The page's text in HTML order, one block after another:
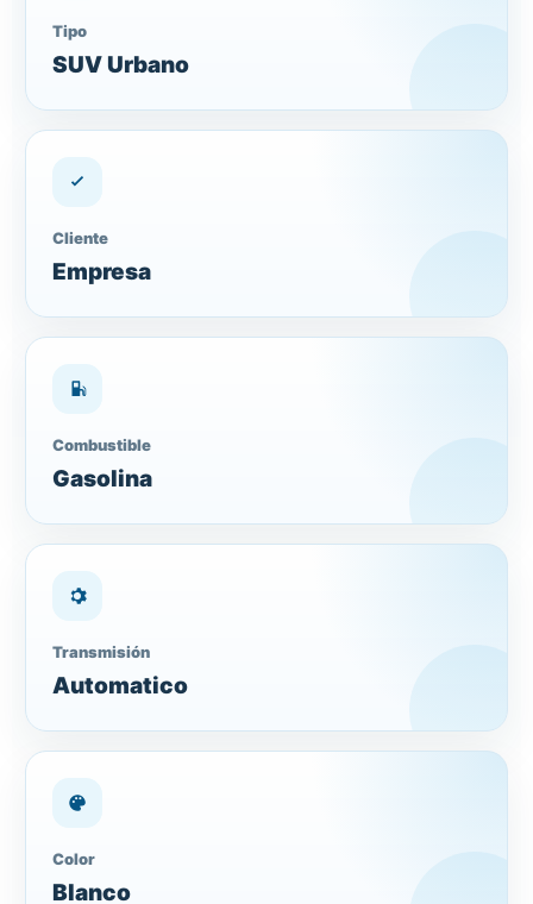
Tipo
SUV Urbano
Cliente
Empresa
Combustible
Gasolina
Transmisión
Automatico
Color
Blanco